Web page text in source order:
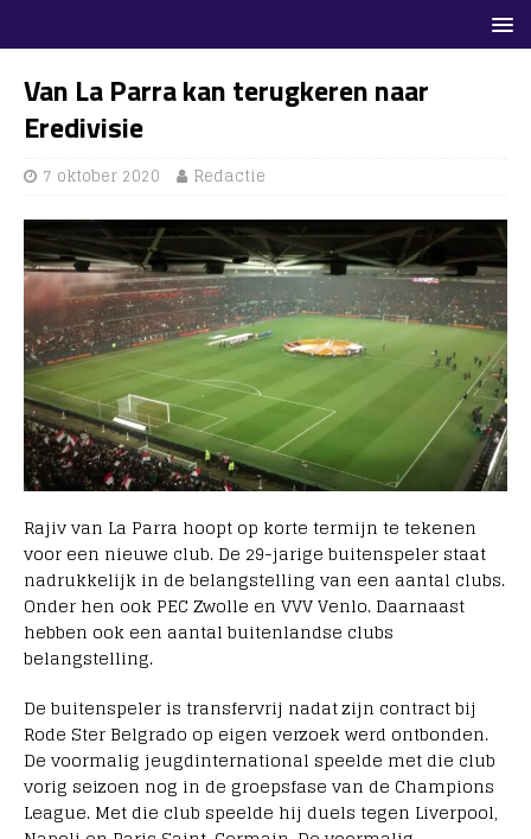
Van La Parra kan terugkeren naar
Eredivisie
7 oktober 2020 Redactie
Rajiv van La Parra hoopt op korte termijn te tekenen
voor een nieuwe club. De 29-jarige buitenspeler staat
nadrukkelijk in de belangstelling van een aantal clubs.
Onder hen ook PEC Zwolle en VVV Venlo. Daarnaast
hebben ook een aantal buitenlandse clubs
belangstelling.
De buitenspeler is transfervrij nadat zijn contract bij
Rode Ster Belgrado op eigen verzoek werd ontbonden.
De voormalig jeugdinternational speelde met die club
vorig seizoen nog in de groepsfase van de Champions
League. Met die club speelde hij duels tegen Liverpool,